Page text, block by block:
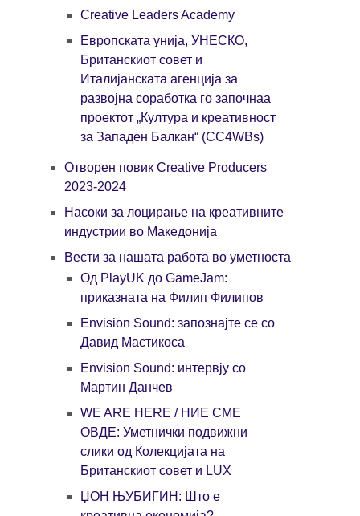
Creative Leaders Academy
Европската унија, УНЕСКО,
Британскиот совет и
Италијанската агенција за
развојна соработка го започнаа
проектот „Култура и креативност
за Западен Балкан“ (CC4WBs)
Отворен повик Creative Producers
2023-2024
Насоки за лоцирање на крeативните
индустрии во Македонија
Вести за нашата работа во уметноста
Од PlayUK до GameJam:
приказната на Филип Филипов
Envision Sound: запознајте се со
Давид Мастикоса
Envision Sound: интервју со
Мартин Данчев
WE ARE HERE / НИЕ СМЕ
ОВДЕ: Уметнички подвижни
слики од Колекцијата на
Британскиот совет и LUX
ЏОН ЊУБИГИН: Што е